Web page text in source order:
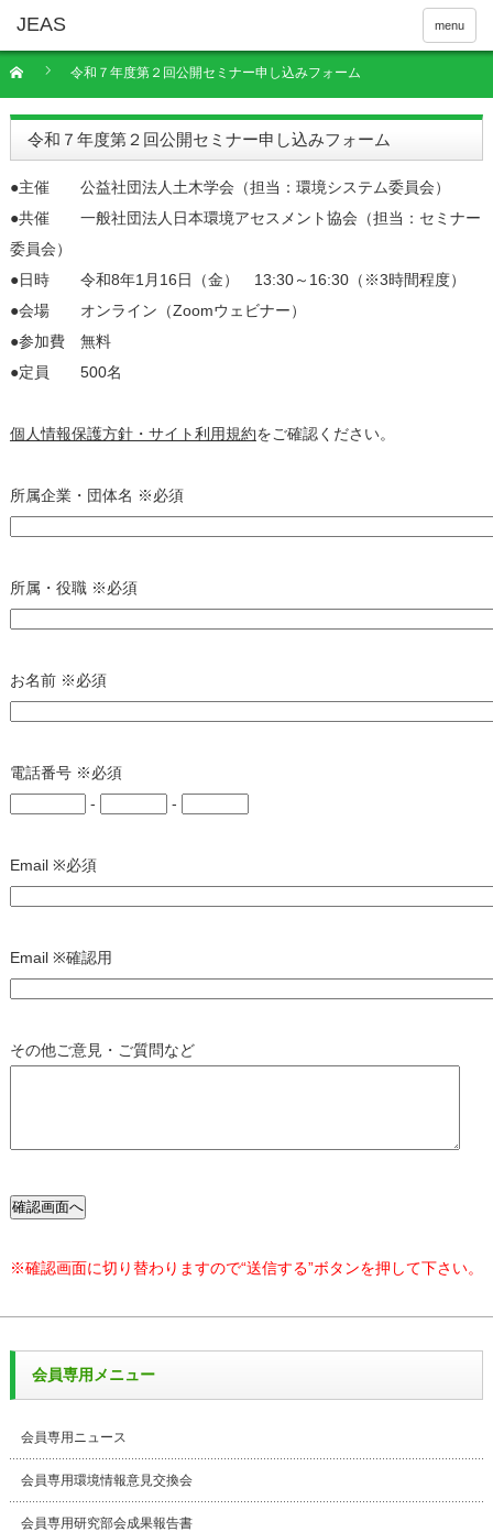
menu
令和７年度第２回公開セミナー申し込みフォーム
令和７年度第２回公開セミナー申し込みフォーム
●主催 公益社団法人土木学会（担当：環境システム委員会）
●共催 一般社団法人日本環境アセスメント協会（担当：セミナー
委員会）
●日時 令和8年1月16日（金） 13:30～16:30（※3時間程度）
●会場 オンライン（Zoomウェビナー）
●参加費 無料
●定員 500名
個人情報保護方針・サイト利用規約をご確認ください。
所属企業・団体名 ※必須
所属・役職 ※必須
お名前 ※必須
電話番号 ※必須
-
-
Email ※必須
Email ※確認用
その他ご意見・ご質問など
※確認画面に切り替わりますので“送信する”ボタンを押して下さい。
会員専用メニュー
会員専用ニュース
会員専用環境情報意見交換会
会員専用研究部会成果報告書